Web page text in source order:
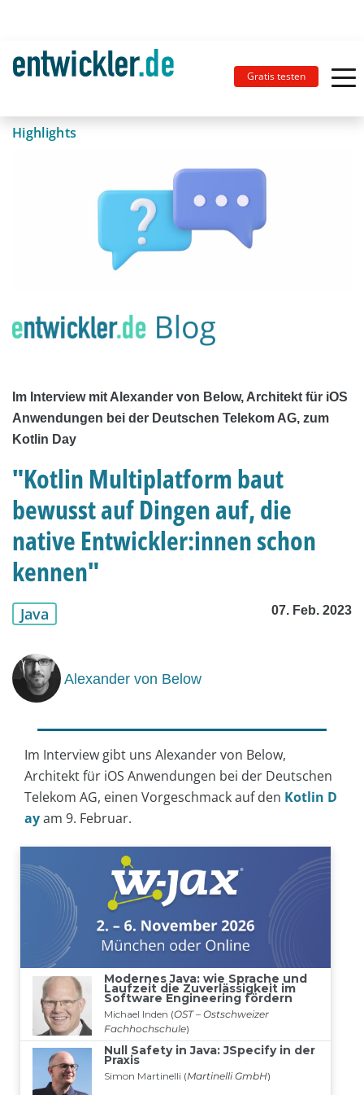
Gratis testen
Highlights
Im Interview mit Alexander von Below, Architekt für iOS
Anwendungen bei der Deutschen Telekom AG, zum
Kotlin Day
"Kotlin Multiplatform baut
bewusst auf Dingen auf, die
native Entwickler:innen schon
kennen"
Java 07. Feb. 2023
Alexander von Below
Im Interview gibt uns Alexander von Below,
Architekt für iOS Anwendungen bei der Deutschen
Telekom AG, einen Vorgeschmack auf den Kotlin D
ayam 9. Februar.